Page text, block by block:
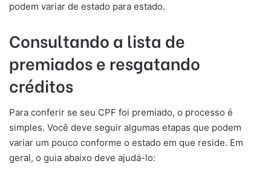
podem variar de estado para estado.
Consultando a lista de
premiados e resgatando
créditos
Para conferir se seu CPF foi premiado, o processo é
simples. Você deve seguir algumas etapas que podem
variar um pouco conforme o estado em que reside. Em
geral, o guia abaixo deve ajudá-lo: